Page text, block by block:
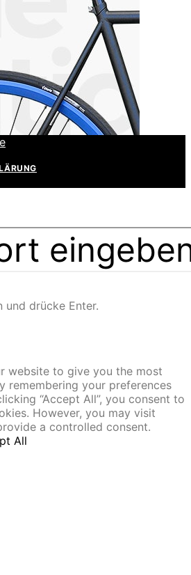
und drücke Enter.
website to give you the most
remembering your preferences
“Accept All”, you consent to
However, you may visit
a controlled consent.
All